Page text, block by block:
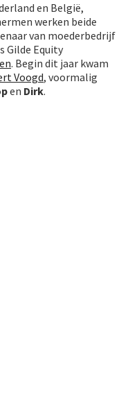
en België,
werken beide
van moederbedrijf
Gilde Equity
. Begin dit jaar kwam
Voogd, voormalig
en Dirk.